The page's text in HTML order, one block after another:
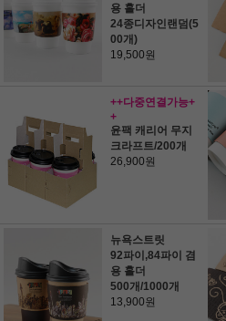
용 홀더
24종디자인랜덤(5
00개)
19,500원
++다중연결가능+
+
윤팩 캐리어 무지
크라프트/200개
26,900원
뉴욕스트릿
92파이,84파이 겸
용 홀더
500개/1000개
13,900원